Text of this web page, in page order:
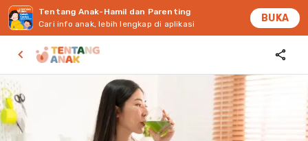
Tentang Anak-Hamil dan Parenting
Cari info anak, lebih lengkap di aplikasi
BUKA